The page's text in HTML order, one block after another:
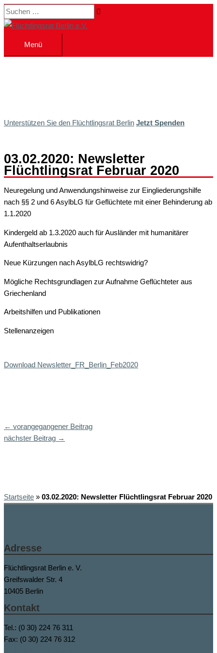
Zum
Inhalt
Suchen …
Menü
Menü
Unterstützen Sie den Flüchtlingsrat Berlin Jetzt Spenden
03.02.2020: Newsletter
Flüchtlingsrat Februar 2020
Neuregelung und Anwendungshinweise zur Eingliederungshilfe
nach §§ 2 und 6 AsylbLG für Geflüchtete mit einer Behinderung ab
1.1.2020
Kindergeld ab 1.3.2020 auch für Ausländer mit humanitärer
Aufenthaltserlaubnis
Neue Kürzungen nach AsylbLG rechtswidrig?
Mögliche Rechtsgrundlagen zur Aufnahme Geflüchteter aus
Griechenland
Arbeitshilfen und Publikationen
Stellenanzeigen
Download Newsletter_FR_Berlin_Feb2020
← vorangegangener Beitrag
nächster Beitrag →
Startseite » 03.02.2020: Newsletter Flüchtlingsrat Februar 2020
Adresse
Flüchtlingsrat Berlin e. V.
Greifswalder Str. 4
10405 Berlin
Kontakt
Tel.: (0 30) 224 76 311
Fax: (0 30) 224 76 312